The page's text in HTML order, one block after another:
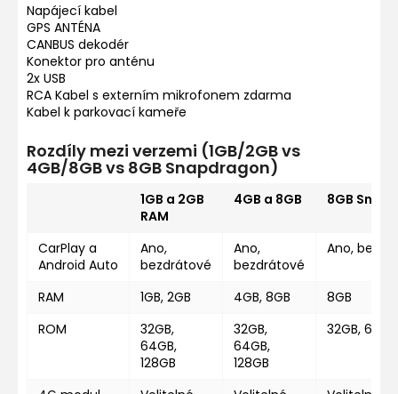
Napájecí kabel
GPS ANTÉNA
CANBUS dekodér
Konektor pro anténu
2x USB
RCA Kabel s externím mikrofonem zdarma
Kabel k parkovací kameře
Rozdíly mezi verzemi (1GB/2GB vs
4GB/8GB vs 8GB Snapdragon)
1GB a 2GB
RAM
4GB a 8GB 8GB
CarPlay a
Android Auto
Ano,
bezdrátové
Ano,
bezdrátové
Ano,
RAM 1GB, 2GB 4GB, 8GB
8GB
ROM
32GB,
64GB,
128GB
32GB,
64GB,
128GB
32GB,